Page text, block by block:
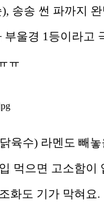
송송 썬 파까지
부울경 1등이라
ㅠ
육수) 라멘도 빼
먹으면 고소함
화도 기가 막혀요.